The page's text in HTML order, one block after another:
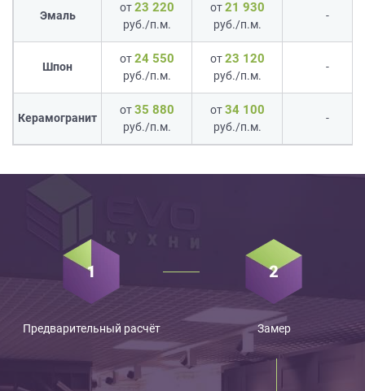
Эмаль
от23 220
руб./п.м.
от21 930
руб./п.м.
-
Шпон
от24 550
руб./п.м.
от23 120
руб./п.м.
-
Керамогранит
от35 880
руб./п.м.
от34 100
руб./п.м.
-
Предварительный расчёт Замер